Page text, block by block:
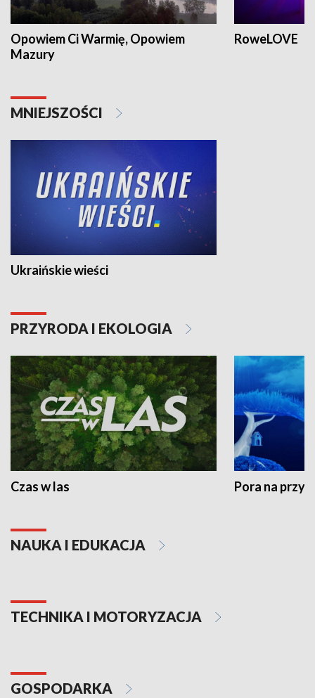
Opowiem Ci Warmię, Opowiem
Mazury
RoweLOVE
MNIEJSZOŚCI
Ukraińskie wieści
PRZYRODA I EKOLOGIA
Czas w las Pora na
NAUKA I EDUKACJA
TECHNIKA I MOTORYZACJA
GOSPODARKA